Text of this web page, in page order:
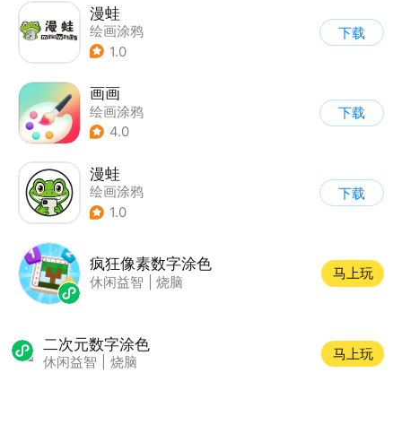
漫蛙
绘画涂鸦
1.0
下载
画画
绘画涂鸦
4.0
下载
漫蛙
绘画涂鸦
1.0
下载
疯狂像素数字涂色
休闲益智 烧脑
马上玩
二次元数字涂色
休闲益智 烧脑
马上玩